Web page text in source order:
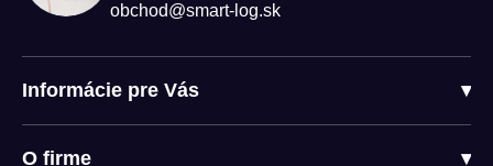
obchod@smart-log.sk
Informácie pre Vás ▾
O firme ▾